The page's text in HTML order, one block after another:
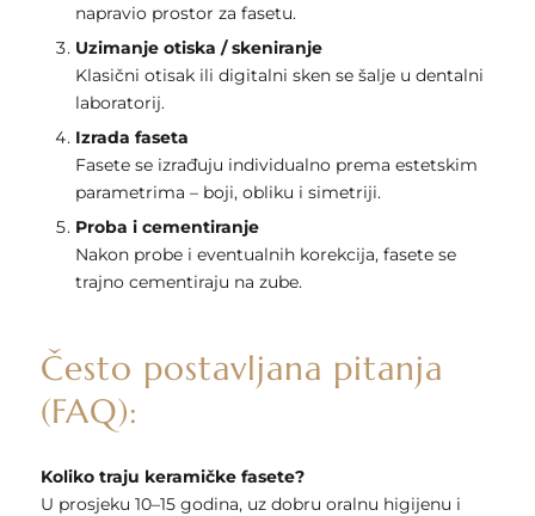
napravio prostor za fasetu.
Uzimanje otiska / skeniranje
Klasični otisak ili digitalni sken se šalje u dentalni
laboratorij.
Izrada faseta
Fasete se izrađuju individualno prema estetskim
parametrima – boji, obliku i simetriji.
Proba i cementiranje
Nakon probe i eventualnih korekcija, fasete se
trajno cementiraju na zube.
Često postavljana pitanja
(FAQ):
Koliko traju keramičke fasete?
U prosjeku 10–15 godina, uz dobru oralnu higijenu i